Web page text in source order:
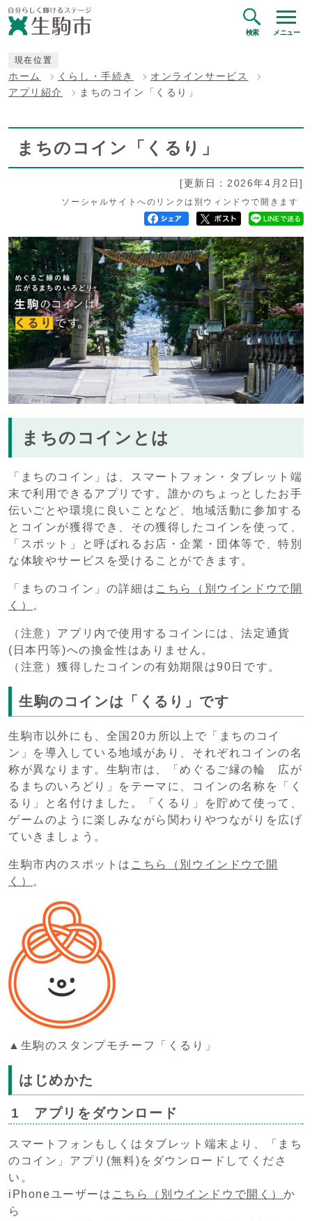
検索 メニュー
現在位置
ホーム くらし・手続き
オンラインサービス
アプリ紹介
まちのコイン「くるり」
まちのコイン「くるり」
[更新日：2026年4月2日]
ソーシャルサイトへのリンクは別ウィンドウで開きます
まちのコインとは
「まちのコイン」は、スマートフォン・タブレット端
末で利用できるアプリです。誰かのちょっとしたお手
伝いごとや環境に良いことなど、地域活動に参加する
とコインが獲得でき、その獲得したコインを使って、
「スポット」と呼ばれるお店・企業・団体等で、特別
な体験やサービスを受けることができます。
「まちのコイン」の詳細は こちら
（別ウインドウで開
く）
。
（注意）アプリ内で使用するコインには、法定通貨
(日本円等)への換金性はありません。
（注意）獲得したコインの有効期限は90日です。
生駒のコインは「くるり」です
生駒市以外にも、全国20カ所以上で「まちのコイ
ン」を導入している地域があり、それぞれコインの名
称が異なります。生駒市は、「めぐるご縁の輪 広が
るまちのいろどり」をテーマに、コインの名称を「く
るり」と名付けました。「くるり」を貯めて使って、
ゲームのように楽しみながら関わりやつながりを広げ
ていきましょう。
生駒市内のスポットは こちら
（別ウインドウで開
く）
。
▲生駒のスタンプモチーフ「くるり」
はじめかた
1 アプリをダウンロード
スマートフォンもしくはタブレット端末より、「まち
のコイン」アプリ(無料)をダウンロードしてくださ
い。
iPhoneユーザーは こちら （別ウインドウで開く）か
ら